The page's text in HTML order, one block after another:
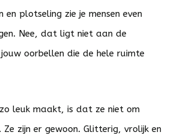
en plotseling zie je mensen even
Nee, dat ligt niet aan de
oorbellen die de hele ruimte
leuk maakt, is dat ze niet om
zijn er gewoon. Glitterig, vrolijk en